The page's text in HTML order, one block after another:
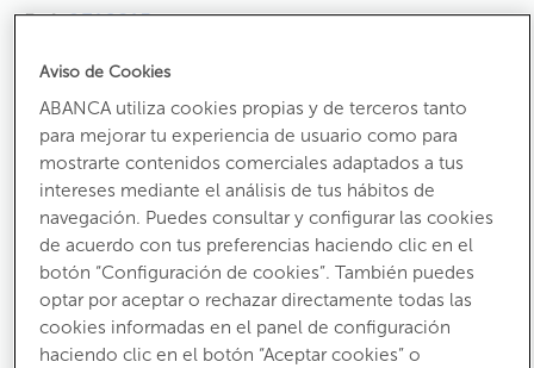
Ref:9310215
CP:15930
A consultar
5Habs. 2Baños
212
m2útiles 260m 2construídos
Estado:Segunda Mano
Año construcción:
1950
Aviso de Cookies
ABANCA utiliza cookies propias y de terceros tanto
para mejorar tu experiencia de usuario como para
mostrarte contenidos comerciales adaptados a tus
intereses mediante el análisis de tus hábitos de
navegación. Puedes consultar y configurar las cookies
de acuerdo con tus preferencias haciendo clic en el
botón “Configuración de cookies”. También puedes
optar por aceptar o rechazar directamente todas las
cookies informadas en el panel de configuración
haciendo clic en el botón “Aceptar cookies” o